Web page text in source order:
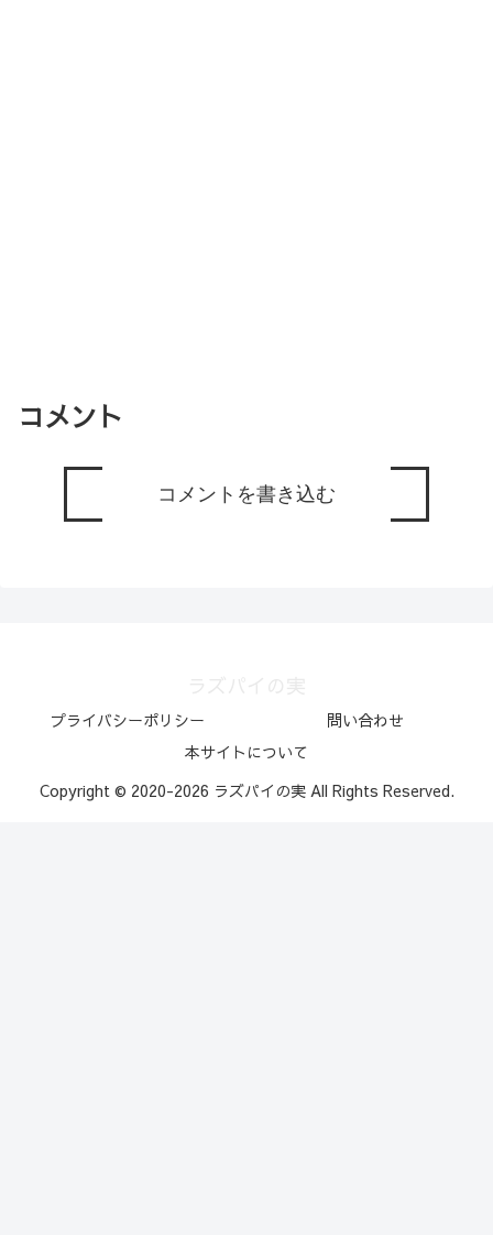
コメント
コメントを書き込む
プライバシーポリシー
問い合わせ
本サイトについて
Copyright © 2020-2026 ラズパイの実 All Rights Reserved.